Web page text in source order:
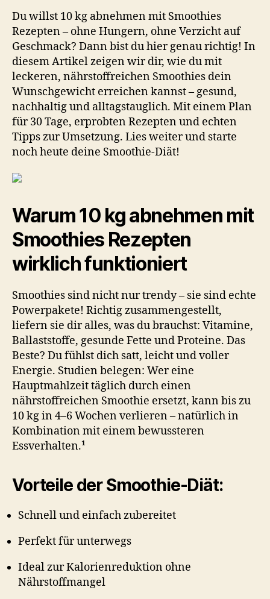
o
k
n
Smoothies
Rezepten
So
schaffst
du
den
gesunden
Gewichtsverlust
in
Du willst 10 kg abnehmen mit Smoothies
Rezepten – ohne Hungern, ohne Verzicht auf
Geschmack? Dann bist du hier genau richtig! In
diesem Artikel zeigen wir dir, wie du mit
leckeren, nährstoffreichen Smoothies dein
Wunschgewicht erreichen kannst – gesund,
nachhaltig und alltagstauglich. Mit einem Plan
für 30 Tage, erprobten Rezepten und echten
Tipps zur Umsetzung. Lies weiter und starte
noch heute deine Smoothie-Diät!
Warum 10 kg abnehmen mit
Smoothies Rezepten
wirklich funktioniert
Smoothies sind nicht nur trendy – sie sind echte
Powerpakete! Richtig zusammengestellt,
liefern sie dir alles, was du brauchst: Vitamine,
Ballaststoffe, gesunde Fette und Proteine. Das
Beste? Du fühlst dich satt, leicht und voller
Energie. Studien belegen: Wer eine
Hauptmahlzeit täglich durch einen
nährstoffreichen Smoothie ersetzt, kann bis zu
10 kg in 4–6 Wochen verlieren – natürlich in
Kombination mit einem bewussteren
Essverhalten.¹
Vorteile der Smoothie-Diät:
Schnell und einfach zubereitet
Perfekt für unterwegs
Ideal zur Kalorienreduktion ohne
Nährstoffmangel